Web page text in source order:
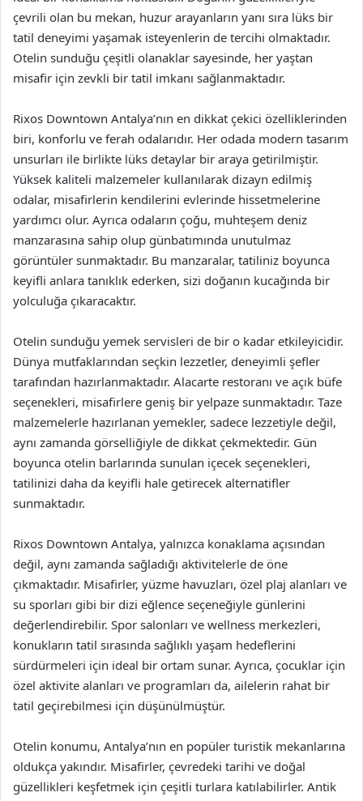
çevrili olan bu mekan, huzur arayanların yanı sıra lüks bir
tatil deneyimi yaşamak isteyenlerin de tercihi olmaktadır.
Otelin sunduğu çeşitli olanaklar sayesinde, her yaştan
misafir için zevkli bir tatil imkanı sağlanmaktadır.
Rixos Downtown Antalya’nın en dikkat çekici özelliklerinden
biri, konforlu ve ferah odalarıdır. Her odada modern tasarım
unsurları ile birlikte lüks detaylar bir araya getirilmiştir.
Yüksek kaliteli malzemeler kullanılarak dizayn edilmiş
odalar, misafirlerin kendilerini evlerinde hissetmelerine
yardımcı olur. Ayrıca odaların çoğu, muhteşem deniz
manzarasına sahip olup günbatımında unutulmaz
görüntüler sunmaktadır. Bu manzaralar, tatiliniz boyunca
keyifli anlara tanıklık ederken, sizi doğanın kucağında bir
yolculuğa çıkaracaktır.
Otelin sunduğu yemek servisleri de bir o kadar etkileyicidir.
Dünya mutfaklarından seçkin lezzetler, deneyimli şefler
tarafından hazırlanmaktadır. Alacarte restoranı ve açık büfe
seçenekleri, misafirlere geniş bir yelpaze sunmaktadır. Taze
malzemelerle hazırlanan yemekler, sadece lezzetiyle değil,
aynı zamanda görselliğiyle de dikkat çekmektedir. Gün
boyunca otelin barlarında sunulan içecek seçenekleri,
tatilinizi daha da keyifli hale getirecek alternatifler
sunmaktadır.
Rixos Downtown Antalya, yalnızca konaklama açısından
değil, aynı zamanda sağladığı aktivitelerle de öne
çıkmaktadır. Misafirler, yüzme havuzları, özel plaj alanları ve
su sporları gibi bir dizi eğlence seçeneğiyle günlerini
değerlendirebilir. Spor salonları ve wellness merkezleri,
konukların tatil sırasında sağlıklı yaşam hedeflerini
sürdürmeleri için ideal bir ortam sunar. Ayrıca, çocuklar için
özel aktivite alanları ve programları da, ailelerin rahat bir
tatil geçirebilmesi için düşünülmüştür.
Otelin konumu, Antalya’nın en popüler turistik mekanlarına
oldukça yakındır. Misafirler, çevredeki tarihi ve doğal
güzellikleri keşfetmek için çeşitli turlara katılabilirler. Antik